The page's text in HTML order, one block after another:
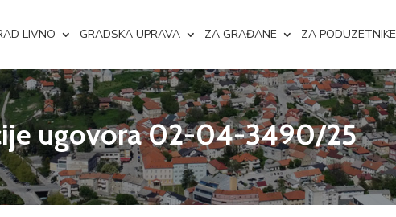
LIVNO GRADSKA UPRAVA ZA GRAĐANE ZA PODUZETNIKE
ugovora 02-04-3490/25